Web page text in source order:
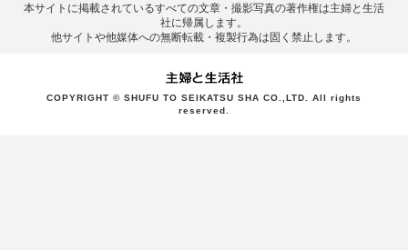
本サイトに掲載されているすべての⽂章・撮影写真の著作権は主婦と⽣活
社に帰属します。
他サイトや他媒体への無断転載・複製⾏為は固く禁⽌します。
COPYRIGHT © SHUFU TO SEIKATSU SHA CO.,LTD. All rights
reserved.